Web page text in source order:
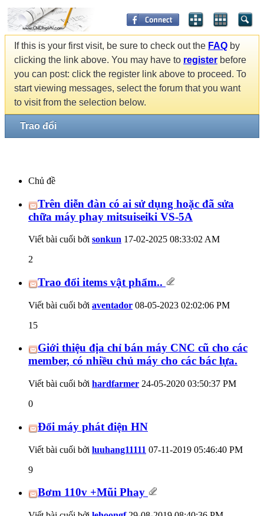
If this is your first visit, be sure to check out the FAQ by
clicking the link above. You may have to register before
you can post: click the register link above to proceed. To
start viewing messages, select the forum that you want
to visit from the selection below.
Trao đổi
Chủ đề
Trên diễn đàn có ai sử dụng hoặc đã sửa
chữa máy phay mitsuiseiki VS-5A
Viết bài cuối bởi sonkun 17-02-2025 08:33:02 AM
2
Trao đổi items vật phẩm..
Viết bài cuối bởi aventador 08-05-2023 02:02:06 PM
15
Giới thiệu địa chỉ bán máy CNC cũ cho các
member, có nhiều chủ máy cho các bác lựa.
Viết bài cuối bởi hardfarmer 24-05-2020 03:50:37 PM
0
Đổi máy phát điện HN
Viết bài cuối bởi luuhang11111 07-11-2019 05:46:40 PM
9
Bơm 110v +Mũi Phay